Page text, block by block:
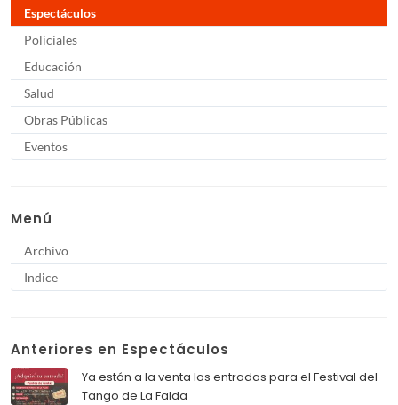
Espectáculos
Policiales
Educación
Salud
Obras Públicas
Eventos
Menú
Archivo
Indice
Anteriores en Espectáculos
Ya están a la venta las entradas para el Festival del
Tango de La Falda